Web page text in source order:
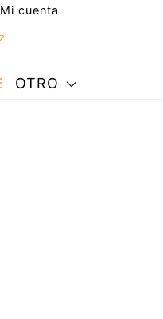
Mi cuenta
OTRO